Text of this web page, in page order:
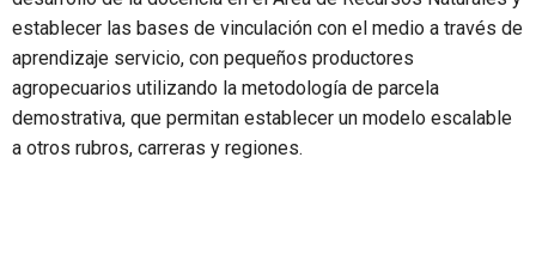
establecer las bases de vinculación con el medio a través de
aprendizaje servicio, con pequeños productores
agropecuarios utilizando la metodología de parcela
demostrativa, que permitan establecer un modelo escalable
a otros rubros, carreras y regiones.